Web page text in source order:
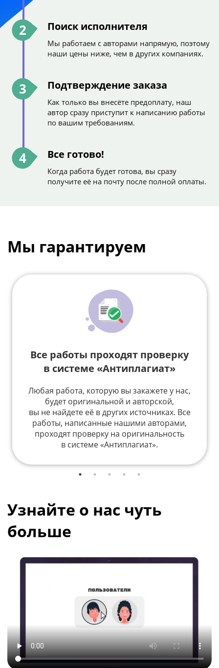
2 Поиск исполнителя
Мы работаем с авторами напрямую, поэтому
наши цены ниже, чем в других компаниях.
3 Подтверждение заказа
Как только вы внесёте предоплату, наш
автор сразу приступит к написанию работы
по вашим требованиям.
4 Все готово!
Когда работа будет готова, вы сразу
получите её на почту после полной оплаты.
Мы гарантируем
Все работы проходят проверку
в системе «Антиплагиат»
Любая работа, которую вы закажете у нас,
будет оригинальной и авторской,
вы не найдете её в других источниках. Все
работы, написанные нашими авторами,
проходят проверку на оригинальность
в системе «Антиплагиат».
Узнайте о нас чуть
больше